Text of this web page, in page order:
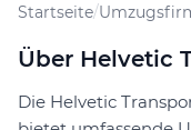
Startseite/
Über Helvetic
Die Helvetic